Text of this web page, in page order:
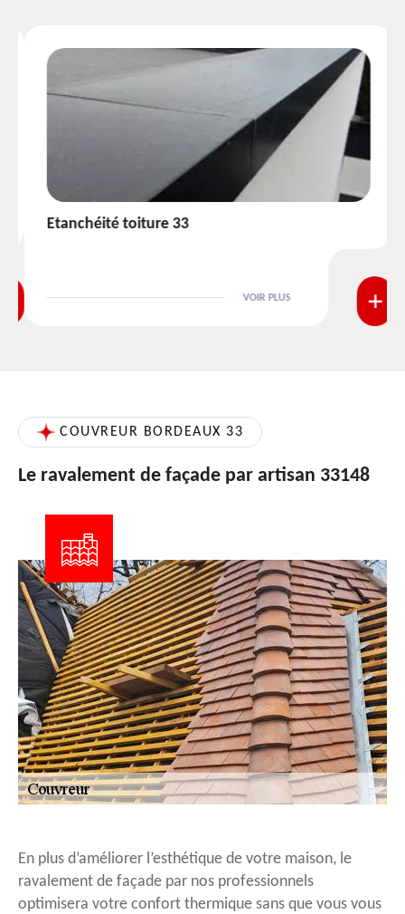
Etanchéité toiture 33
VOIR PLUS
COUVREUR BORDEAUX 33
Le ravalement de façade par artisan 33148
En plus d’améliorer l’esthétique de votre maison, le
ravalement de façade par nos professionnels
optimisera votre confort thermique sans que vous vous